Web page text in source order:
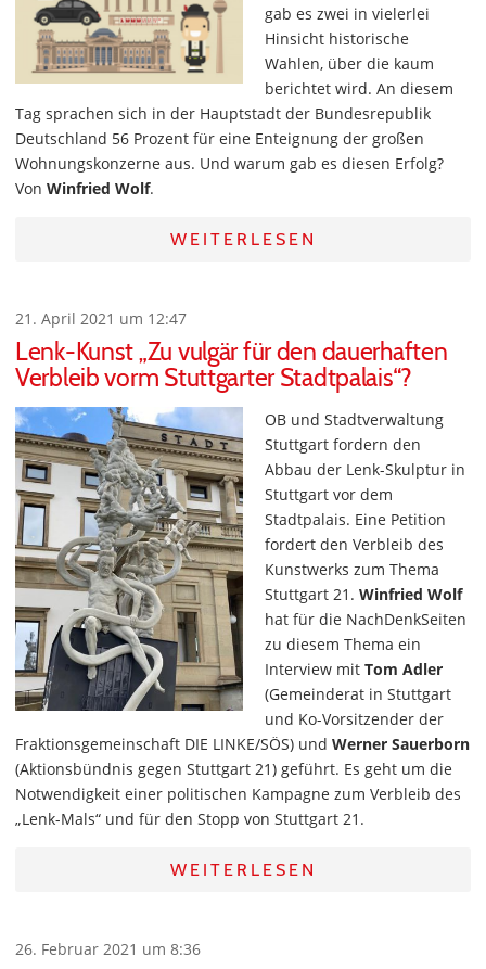
gab es zwei in vielerlei
Hinsicht historische
Wahlen, über die kaum
berichtet wird. An diesem
Tag sprachen sich in der Hauptstadt der Bundesrepublik
Deutschland 56 Prozent für eine Enteignung der großen
Wohnungskonzerne aus. Und warum gab es diesen Erfolg?
Von Winfried Wolf.
WEITERLESEN
21. April 2021 um 12:47
Lenk-Kunst „Zu vulgär für den dauerhaften
Verbleib vorm Stuttgarter Stadtpalais“?
OB und Stadtverwaltung
Stuttgart fordern den
Abbau der Lenk-Skulptur in
Stuttgart vor dem
Stadtpalais. Eine Petition
fordert den Verbleib des
Kunstwerks zum Thema
Stuttgart 21. Winfried Wolf
hat für die NachDenkSeiten
zu diesem Thema ein
Interview mit Tom Adler
(Gemeinderat in Stuttgart
und Ko-Vorsitzender der
Fraktionsgemeinschaft DIE LINKE/SÖS) und Werner Sauerborn
(Aktionsbündnis gegen Stuttgart 21) geführt. Es geht um die
Notwendigkeit einer politischen Kampagne zum Verbleib des
„Lenk-Mals“ und für den Stopp von Stuttgart 21.
WEITERLESEN
26. Februar 2021 um 8:36